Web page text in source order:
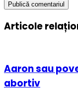
Articole
Aaron sau
abortiv